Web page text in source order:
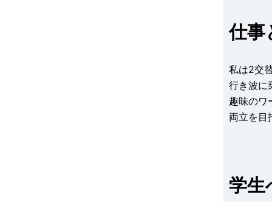
仕事
私は2交
行き波に
趣味のワ
両立を目
学生